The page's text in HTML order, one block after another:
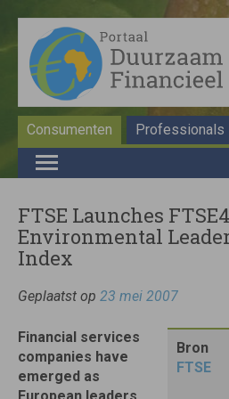
Consumenten Professionals
FTSE Launches
Environmental
Index
Geplaatst op 23 mei 2007
Bron
FTSE
Financial services
companies have
emerged as